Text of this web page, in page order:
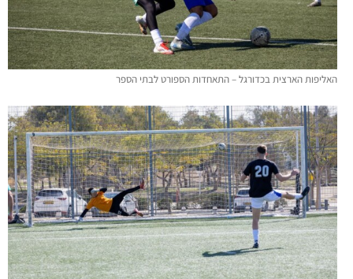
האליפות הארצית בכדורגל – התאחדות הספורט לבתי הספר